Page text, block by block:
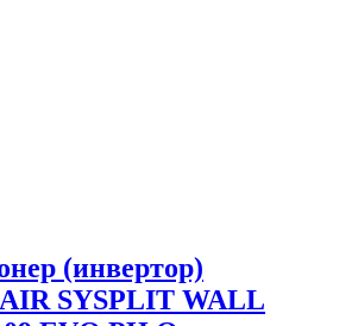
(инвертор)
SYSPLIT WALL